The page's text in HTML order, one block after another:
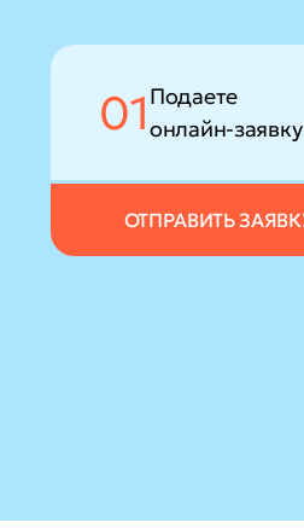
01 Подаете
онлайн-заявку
ОТПРАВИТЬ